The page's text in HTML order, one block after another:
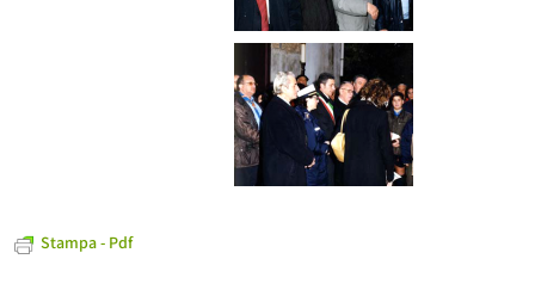
Stampa - Pdf